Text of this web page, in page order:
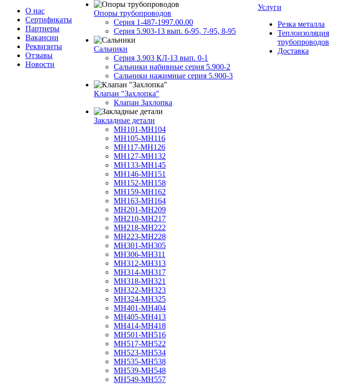
О нас
Сертификаты
Партнеры
Вакансии
Реквизиты
Отзывы
Новости
Опоры трубопроводов
Серия 1-487-1997.00.00
Серия 5.903-13 вып. 6-95, 7-95, 8-95
Сальники
Серия 3.903 КЛ-13 вып. 0-1
Сальники набивные серия 5.900-2
Сальники нажимные серия 5.900-3
Клапан "Захлопка"
Клапан Захлопка
Закладные детали
МН101-МН104
МН105-МН116
МН117-МН126
МН127-МН132
МН133-МН145
МН146-МН151
МН152-МН158
МН159-МН162
МН163-МН164
МН201-МН209
МН210-МН217
МН218-МН222
МН223-МН228
МН301-МН305
МН306-МН311
МН312-МН313
МН314-МН317
МН318-МН321
МН322-МН323
МН324-МН325
МН401-МН404
МН405-МН413
МН414-МН418
МН501-МН516
МН517-МН522
МН523-МН534
МН535-МН538
МН539-МН548
МН549-МН557
Услуги
Резка металла
Теплоизоляция
трубопроводов
Доставка